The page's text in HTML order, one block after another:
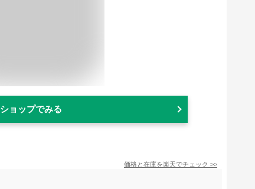
ショップでみる
価格と在庫を楽天でチェック >>